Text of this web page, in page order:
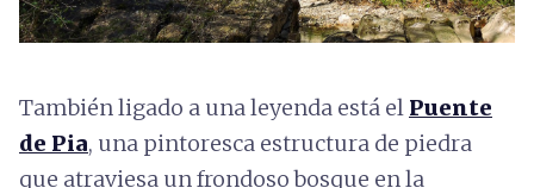
También ligado a una leyenda está el Puente
de Pia, una pintoresca estructura de piedra
que atraviesa un frondoso bosque en la